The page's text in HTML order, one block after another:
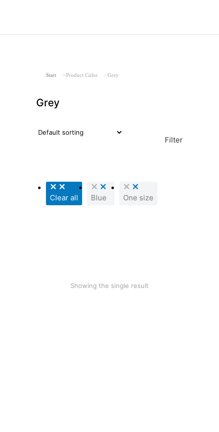
Sie befinden sich hier:
Start Product Color Grey
Grey
Filter
Clear all Blue One size
Showing the single result